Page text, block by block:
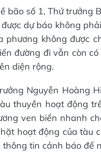
bão số 1, Thứ trưởng
dự báo không
phương không được
đường đi vẫn còn
diện rộng.
Nguyễn Hoàng
thuyền hoạt động
ven biển nhanh
hoạt động của tàu
tin cảnh báo để